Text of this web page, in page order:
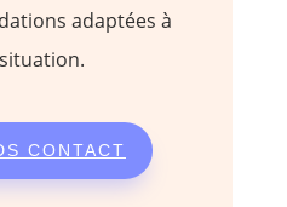
adaptées à
CONTACT